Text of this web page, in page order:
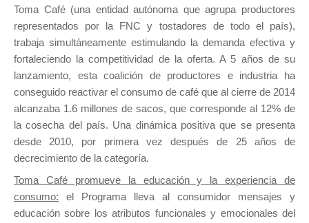
Toma Café (una entidad autónoma que agrupa productores
representados por la FNC y tostadores de todo el país),
trabaja simultáneamente estimulando la demanda efectiva y
fortaleciendo la competitividad de la oferta. A 5 años de su
lanzamiento, esta coalición de productores e industria ha
conseguido reactivar el consumo de café que al cierre de 2014
alcanzaba 1.6 millones de sacos, que corresponde al 12% de
la cosecha del país. Una dinámica positiva que se presenta
desde 2010, por primera vez después de 25 años de
decrecimiento de la categoría.
Toma Café promueve la educación y la experiencia de
consumo: el Programa lleva al consumidor mensajes y
educación sobre los atributos funcionales y emocionales del